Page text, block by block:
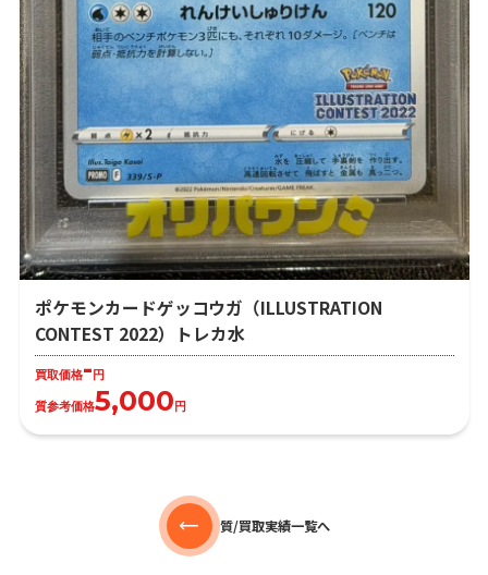
ポケモンカードゲッコウガ（ILLUSTRATION
CONTEST 2022）トレカ水
買取価格- 円
質参考価格5,000 円
質/買取実績一覧へ